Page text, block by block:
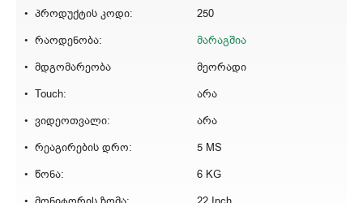
პროდუქტის კოდი:
250
რაოდენობა:
მარაგშია
მდგომარეობა
მეორადი
Touch:
არა
ვიდეოთვალი:
არა
რეაგირების დრო:
5 MS
წონა:
6 KG